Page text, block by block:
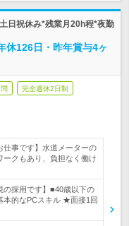
日祝休み*残業月20h程*夜勤
休126日・昨年賞与4ヶ
完全週休2日制
仕事です】水道メーターの
クもあり、負担なく働け
の採用です】■40歳以下の
本的なPCスキル ★面接1回